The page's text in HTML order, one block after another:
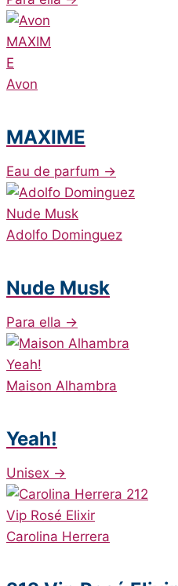
Avon
MAXIME
Eau de parfum →
Adolfo Dominguez
Nude Musk
Para ella →
Maison Alhambra
Yeah!
Unisex →
Carolina Herrera